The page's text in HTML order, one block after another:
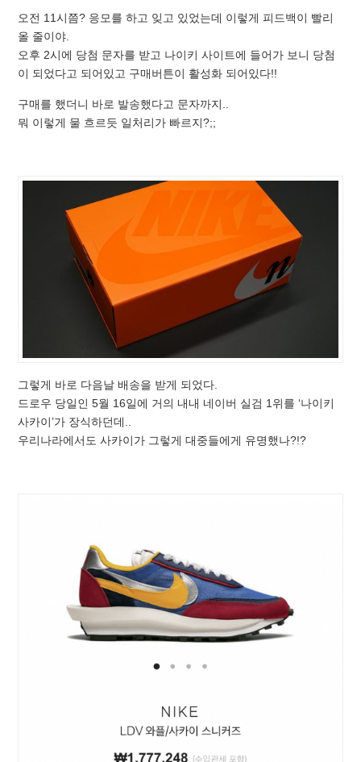
오전 11시쯤? 응모를 하고 잊고 있었는데 이렇게 피드백이 빨리
올 줄이야.
오후 2시에 당첨 문자를 받고 나이키 사이트에 들어가 보니 당첨
이 되었다고 되어있고 구매버튼이 활성화 되어있다!!
구매를 했더니 바로 발송했다고 문자까지..
뭐 이렇게 물 흐르듯 일처리가 빠르지?;;
그렇게 바로 다음날 배송을 받게 되었다.
드로우 당일인 5월 16일에 거의 내내 네이버 실검 1위를 ‘나이키
사카이’가 장식하던데..
우리나라에서도 사카이가 그렇게 대중들에게 유명했나?!?